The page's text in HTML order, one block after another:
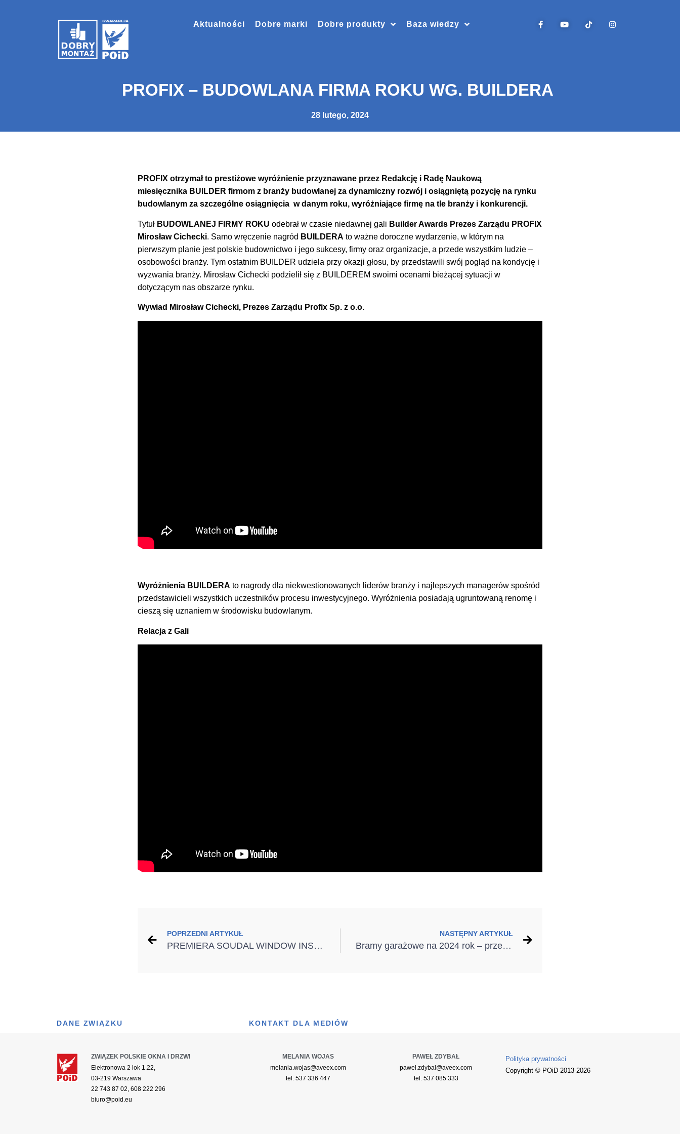
Aktualności Dobre marki Dobre produkty Baza wiedzy
PROFIX – BUDOWLANA FIRMA ROKU WG. BUILDERA
28 lutego, 2024
PROFIX otrzymał to prestiżowe wyróżnienie przyznawane przez Redakcję i Radę Naukową
miesięcznika BUILDER firmom z branży budowlanej za dynamiczny rozwój i osiągniętą pozycję na rynku
budowlanym za szczególne osiągnięcia w danym roku, wyróżniające firmę na tle branży i konkurencji.
Tytuł BUDOWLANEJ FIRMY ROKU odebrał w czasie niedawnej gali Builder Awards Prezes Zarządu PROFIX
Mirosław Cichecki. Samo wręczenie nagród BUILDERA to ważne doroczne wydarzenie, w którym na
pierwszym planie jest polskie budownictwo i jego sukcesy, firmy oraz organizacje, a przede wszystkim ludzie –
osobowości branży. Tym ostatnim BUILDER udziela przy okazji głosu, by przedstawili swój pogląd na kondycję i
wyzwania branży. Mirosław Cichecki podzielił się z BUILDEREM swoimi ocenami bieżącej sytuacji w
dotyczącym nas obszarze rynku.
Wywiad Mirosław Cichecki, Prezes Zarządu Profix Sp. z o.o.
Wyróżnienia BUILDERA to nagrody dla niekwestionowanych liderów branży i najlepszych managerów spośród
przedstawicieli wszystkich uczestników procesu inwestycyjnego. Wyróżnienia posiadają ugruntowaną renomę i
cieszą się uznaniem w środowisku budowlanym.
Relacja z Gali
POPRZEDNI ARTYKUŁ
PREMIERA SOUDAL WINDOW INSTALLATION NA MONTERIADZIE 2024
NASTĘPNY ARTYKUŁ
Bramy garażowe na 2024 rok – przegląd najnowszych rozwiązań
DANE ZWIĄZKU KONTAKT DLA MEDIÓW
ZWIĄZEK POLSKIE OKNA I DRZWI
Elektronowa 2 lok 1.22,
03-219 Warszawa
22 743 87 02, 608 222 296
biuro@poid.eu
MELANIA WOJAS
melania.wojas@aveex.com
tel. 537 336 447
PAWEŁ ZDYBAŁ
pawel.zdybal@aveex.com
tel. 537 085 333
Polityka prywatności
Copyright © POiD 2013-2026